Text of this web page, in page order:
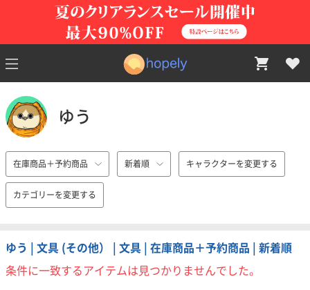
ゆう
在庫商品＋予約商品 新着順 キャラクターを変更する
カテゴリーを変更する
ゆう | 文具 (その他） | 文具 | 在庫商品＋予約商品 | 新着順
条件に一致するアイテムは見つかりませんでした。